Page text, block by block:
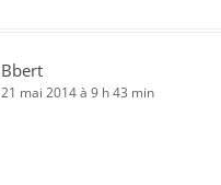
Bbert
21 mai 2014 à 9 h 43 min